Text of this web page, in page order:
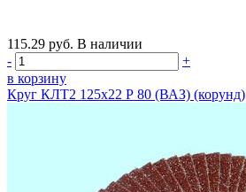
115.29 руб. В наличии
-
+
в корзину
Круг КЛТ2 125х22 Р 80 (ВАЗ) (корунд)